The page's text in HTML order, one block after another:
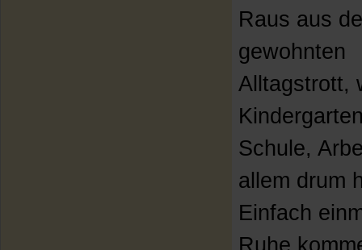
Raus aus
gewohnten
Alltagstrott,
Schule,
allem drum
Einfach
Ruhe